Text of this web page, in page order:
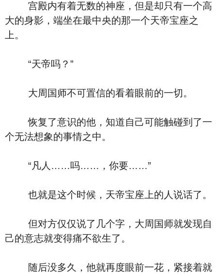
宫殿内有着无数的神座，但是却只有一个高
大的身影，端坐在最中央的那一个天帝宝座之
上。
“天帝吗？”
大周国师不可置信的看着眼前的一切。
恢复了意识的他，知道自己可能触碰到了一
个无法想象的事情之中。
“凡人……吗……，你要……”
也就是这个时候，天帝宝座上的人说话了。
但对方仅仅说了几个字，大周国师就发现自
己的意志就变得痛不欲生了。
随后没多久，他就再度眼前一花，紧接着就